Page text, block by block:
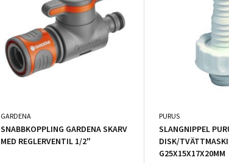
GARDENA
SNABBKOPPLING GARDENA SKARV
MED REGLERVENTIL 1/2"
PURUS
SLANGNIPPEL
DISK/
G25X15X17X20MM